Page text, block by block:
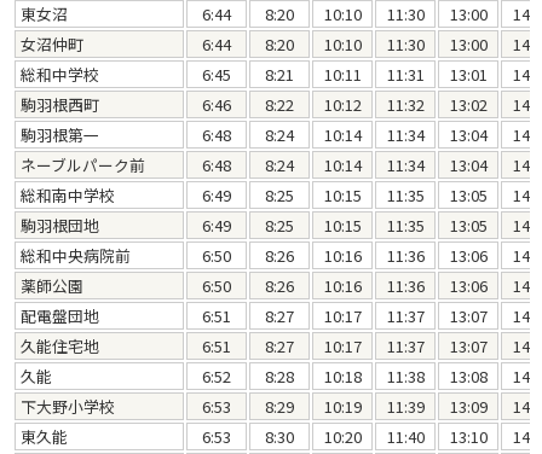
東女沼
6:44 8:20 10:10 11:30 13:00
女沼仲町
6:44 8:20 10:10 11:30 13:00
総和中学校
6:45 8:21 10:11 11:31 13:01
駒羽根西町
6:46 8:22 10:12 11:32 13:02
駒羽根第一
6:48 8:24 10:14 11:34 13:04
ネーブルパーク前
6:48 8:24 10:14 11:34 13:04
総和南中学校
6:49 8:25 10:15 11:35 13:05
駒羽根団地
6:49 8:25 10:15 11:35 13:05
総和中央病院前
6:50 8:26 10:16 11:36 13:06
薬師公園
6:50 8:26 10:16 11:36 13:06
配電盤団地
6:51 8:27 10:17 11:37 13:07
久能住宅地
6:51 8:27 10:17 11:37 13:07
久能
6:52 8:28 10:18 11:38 13:08
下大野小学校
6:53 8:29 10:19 11:39 13:09
東久能
6:53 8:30 10:20 11:40 13:10